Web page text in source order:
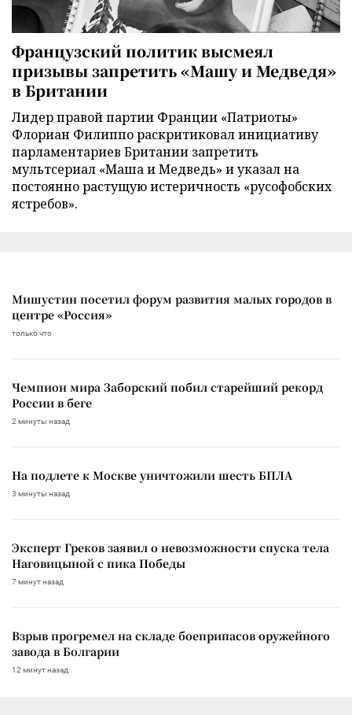
Французский политик высмеял
призывы запретить «Машу и Медведя»
в Британии
Лидер правой партии Франции «Патриоты»
Флориан Филиппо раскритиковал инициативу
парламентариев Британии запретить
мультсериал «Маша и Медведь» и указал на
постоянно растущую истеричность «русофобских
ястребов».
Мишустин посетил форум развития малых городов в
центре «Россия»
только что
Чемпион мира Заборский побил старейший рекорд
России в беге
2 минуты назад
На подлете к Москве уничтожили шесть БПЛА
3 минуты назад
Эксперт Греков заявил о невозможности спуска тела
Наговицыной с пика Победы
7 минут назад
Взрыв прогремел на складе боеприпасов оружейного
завода в Болгарии
12 минут назад